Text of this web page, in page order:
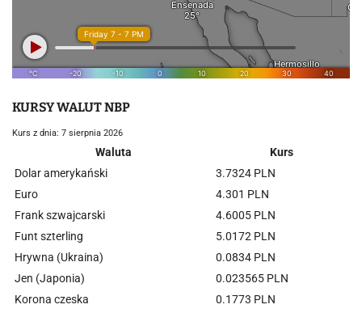
KURSY WALUT NBP
Kurs z dnia: 7 sierpnia 2026
Waluta
Kurs
Dolar amerykański
3.7324 PLN
Euro
4.301 PLN
Frank szwajcarski
4.6005 PLN
Funt szterling
5.0172 PLN
Hrywna (Ukraina)
0.0834 PLN
Jen (Japonia)
0.023565 PLN
Korona czeska
0.1773 PLN